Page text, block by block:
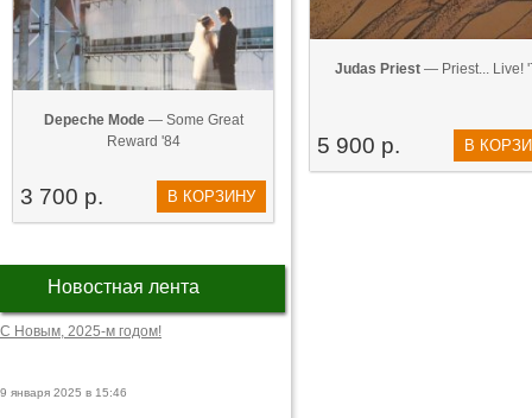
Depeche Mode— Some Great
Reward '84
3 700 р. В КОРЗИНУ
Новостная лента
С Новым, 2025-м годом!
9 января 2025 в 15:46
Judas Priest— Priest... Live!
5 900 р. В